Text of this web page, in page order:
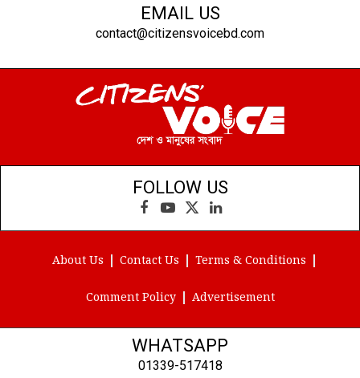
EMAIL US
contact@citizensvoicebd.com
FOLLOW US
Facebook
YouTube
X
(Twitter)
LinkedIn
About Us Contact Us Terms & Conditions
Comment Policy Advertisement
WHATSAPP
01339-517418